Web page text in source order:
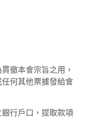
徹本會宗旨之用，
何其他票據發給會
行戶口，提取款項